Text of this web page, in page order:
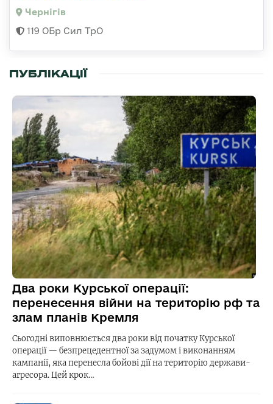
Чернігів
119 ОБр Сил ТрО
ПУБЛІКАЦІЇ
Два роки Курської операції:
перенесення війни на територію рф та
злам планів Кремля
Сьогодні виповнюється два роки від початку Курської
операції — безпрецедентної за задумом і виконанням
кампанії, яка перенесла бойові дії на територію держави-
агресора. Цей крок…